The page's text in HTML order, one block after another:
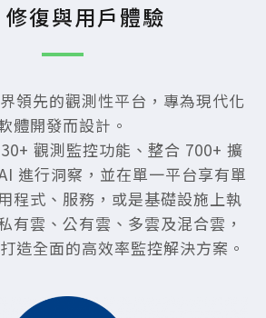
修復與用戶體驗
領先的觀測性平台，專為現代化
體開發而設計。
觀測監控功能、整合 700+ 擴
進行洞察，並在單一平台享有單
程式、服務，或是基礎設施上執
有雲、公有雲、多雲及混合雲，
造全面的高效率監控解決方案。